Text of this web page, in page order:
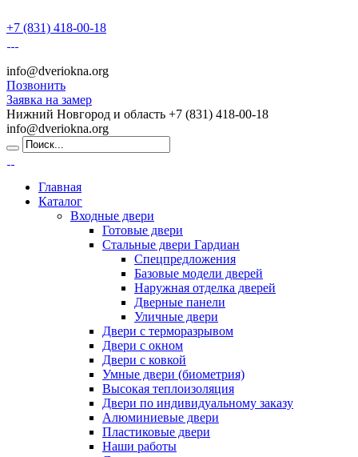
+7 (831) 418-00-18
info@dveriokna.org
Позвонить
Заявка на замер
Нижний Новгород и область +7 (831) 418-00-18
info@dveriokna.org
Главная
Каталог
Входные двери
Готовые двери
Стальные двери Гардиан
Спецпредложения
Базовые модели дверей
Наружная отделка дверей
Дверные панели
Уличные двери
Двери с терморазрывом
Двери с окном
Двери с ковкой
Умные двери (биометрия)
Высокая теплоизоляция
Двери по индивидуальному заказу
Алюминиевые двери
Пластиковые двери
Наши работы